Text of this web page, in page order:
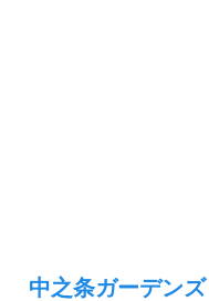
中之条ガーデンズ